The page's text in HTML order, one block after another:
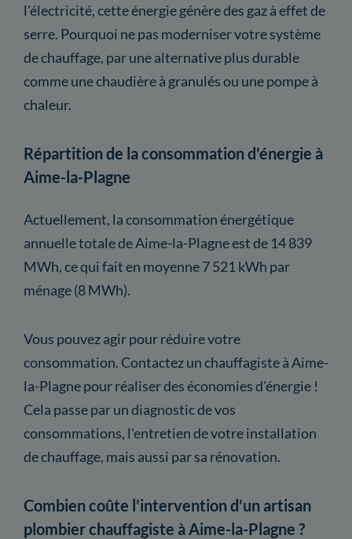
l'électricité, cette énergie génère des gaz à effet de
serre. Pourquoi ne pas moderniser votre système
de chauffage, par une alternative plus durable
comme une chaudière à granulés ou une pompe à
chaleur.
Répartition de la consommation d'énergie à
Aime-la-Plagne
Actuellement, la consommation énergétique
annuelle totale de Aime-la-Plagne est de 14 839
MWh, ce qui fait en moyenne 7 521 kWh par
ménage (8 MWh).
Vous pouvez agir pour réduire votre
consommation. Contactez un chauffagiste à Aime-
la-Plagne pour réaliser des économies d'énergie !
Cela passe par un diagnostic de vos
consommations, l'entretien de votre installation
de chauffage, mais aussi par sa rénovation.
Combien coûte l'intervention d'un artisan
plombier chauffagiste à Aime-la-Plagne ?